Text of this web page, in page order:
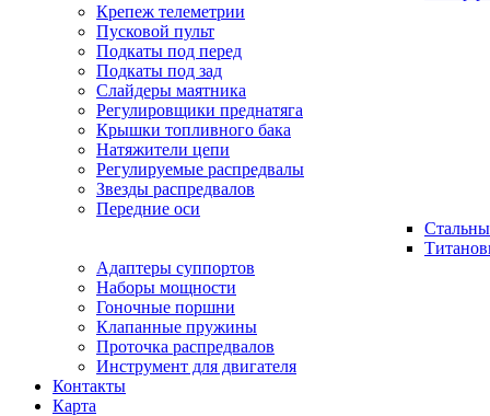
Крепеж телеметрии
Пусковой пульт
Подкаты под перед
Подкаты под зад
Слайдеры маятника
Регулировщики преднатяга
Крышки топливного бака
Натяжители цепи
Регулируемые распредвалы
Звезды распредвалов
Передние оси
Адаптеры суппортов
Наборы мощности
Гоночные поршни
Клапанные пружины
Проточка распредвалов
Инструмент для двигателя
Контакты
Карта